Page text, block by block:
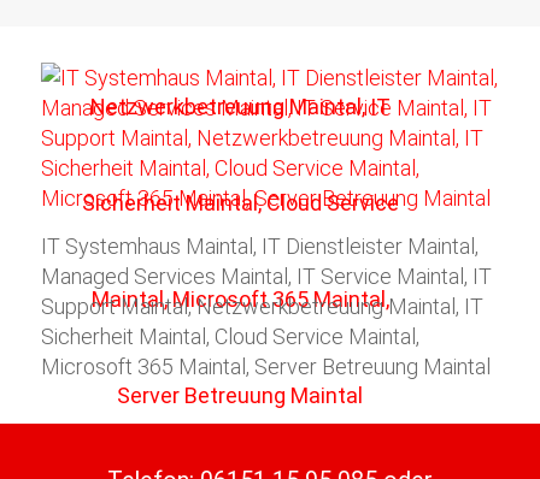
IT Systemhaus Maintal, IT Dienstleister Maintal,
Managed Services Maintal, IT Service Maintal, IT
Support Maintal, Netzwerkbetreuung Maintal, IT
Sicherheit Maintal, Cloud Service Maintal,
Microsoft 365 Maintal, Server Betreuung Maintal